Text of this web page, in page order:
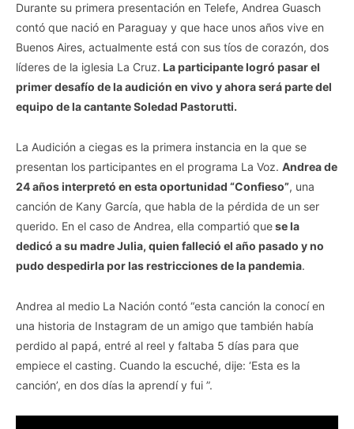
Durante su primera presentación en Telefe, Andrea Guasch
contó que nació en Paraguay y que hace unos años vive en
Buenos Aires, actualmente está con sus tíos de corazón, dos
líderes de la iglesia La Cruz. La participante logró pasar el
primer desafío de la audición en vivo y ahora será parte del
equipo de la cantante Soledad Pastorutti.
La Audición a ciegas es la primera instancia en la que se
presentan los participantes en el programa La Voz. Andrea de
24 años interpretó en esta oportunidad “Confieso”, una
canción de Kany García, que habla de la pérdida de un ser
querido. En el caso de Andrea, ella compartió quese la
dedicó a su madre Julia, quien falleció el año pasado y no
pudo despedirla por las restricciones de la pandemia.
Andrea al medio La Nación contó “esta canción la conocí en
una historia de Instagram de un amigo que también había
perdido al papá, entré al reel y faltaba 5 días para que
empiece el casting. Cuando la escuché, dije: ‘Esta es la
canción’, en dos días la aprendí y fui ”.